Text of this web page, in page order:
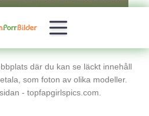
där du kan se läckt innehåll
som foton av olika modeller.
- topfapgirlspics.com.